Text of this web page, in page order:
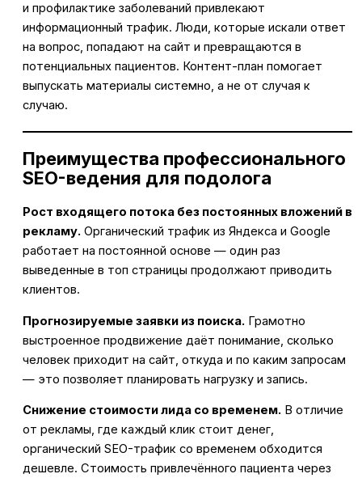
и профилактике заболеваний привлекают
информационный трафик. Люди, которые искали ответ
на вопрос, попадают на сайт и превращаются в
потенциальных пациентов. Контент-план помогает
выпускать материалы системно, а не от случая к
случаю.
Преимущества профессионального
SEO-ведения для подолога
Рост входящего потока без постоянных вложений в
рекламу. Органический трафик из Яндекса и Google
работает на постоянной основе — один раз
выведенные в топ страницы продолжают приводить
клиентов.
Прогнозируемые заявки из поиска. Грамотно
выстроенное продвижение даёт понимание, сколько
человек приходит на сайт, откуда и по каким запросам
— это позволяет планировать нагрузку и запись.
Снижение стоимости лида со временем. В отличие
от рекламы, где каждый клик стоит денег,
органический SEO-трафик со временем обходится
дешевле. Стоимость привлечённого пациента через